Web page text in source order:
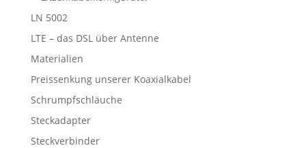
LN 5002
LTE – das DSL über Antenne
Materialien
Preissenkung unserer Koaxialkabel
Schrumpfschläuche
Steckadapter
Steckverbinder